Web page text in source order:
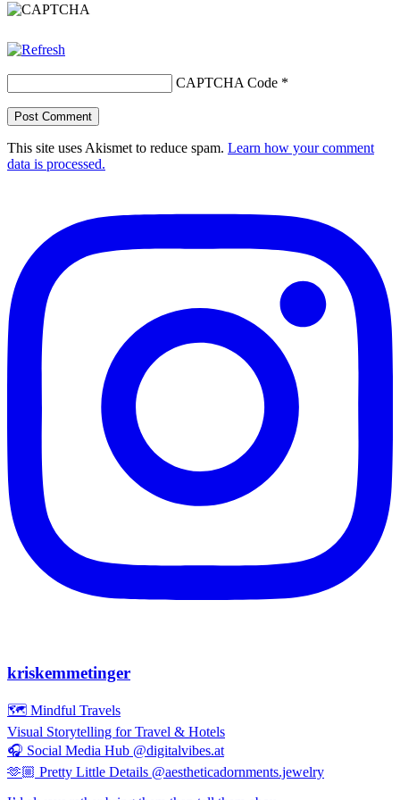
CAPTCHA Code *
This site uses Akismet to reduce spam. Learn how your comment
data is processed.
kriskemmetinger
🗺️ Mindful Travels
Visual Storytelling for Travel & Hotels
🎧 Social Media Hub @digitalvibes.at
🫶🏼 Pretty Little Details @aestheticadornments.jewelry